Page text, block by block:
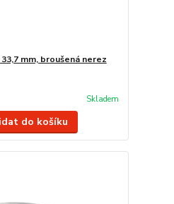
mm, broušená nerez
Skladem
do košíku